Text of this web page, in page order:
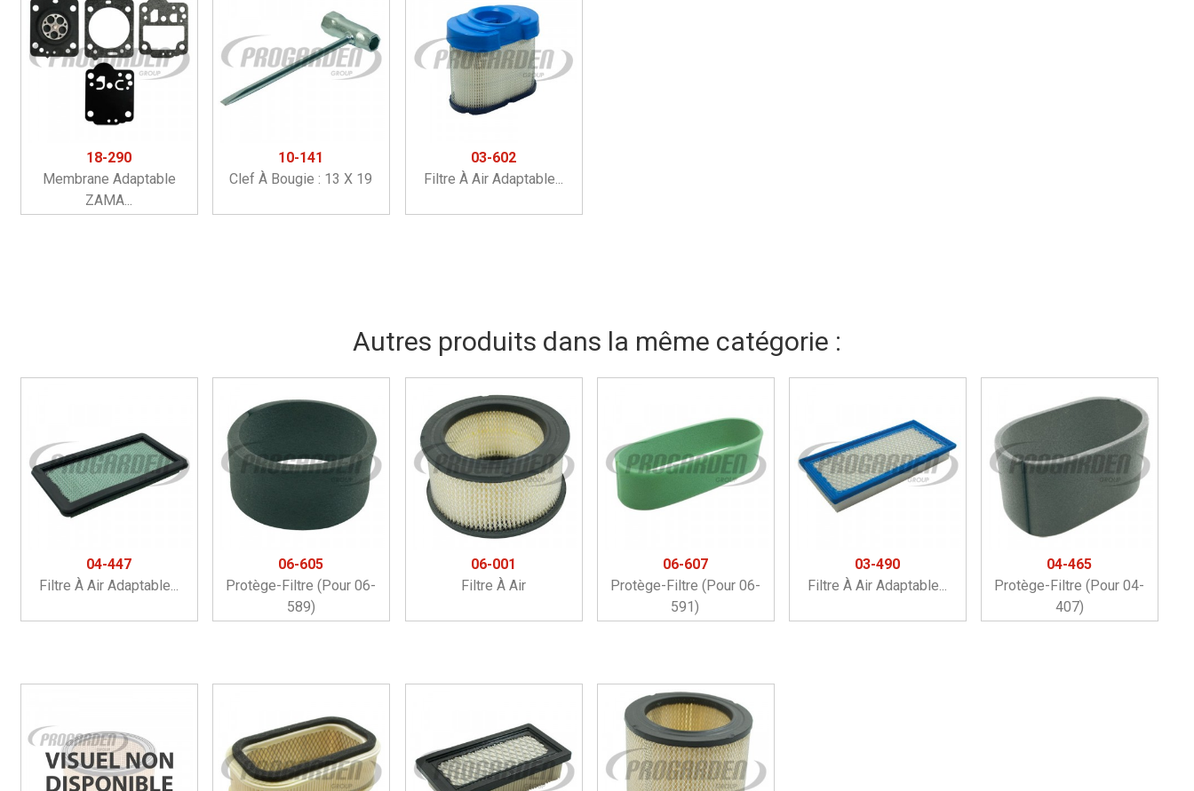
18-290
Membrane Adaptable
ZAMA...
10-141
Clef À Bougie : 13 X 19
03-602
Filtre À Air Adaptable...
Autres produits dans la même catégorie :
04-447
Filtre À Air Adaptable...
06-605
Protège-Filtre (pour 06-
589)
06-001
Filtre À Air
06-607
Protège-Filtre (pour 06-
591)
03-490
Filtre À Air Adaptable...
04-465
Protège-Filtre (pour 04-
407)